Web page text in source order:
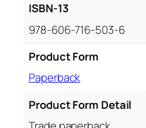
ISBN-13
978-606-716-503-6
Product Form
Paperback
Product Form Detail